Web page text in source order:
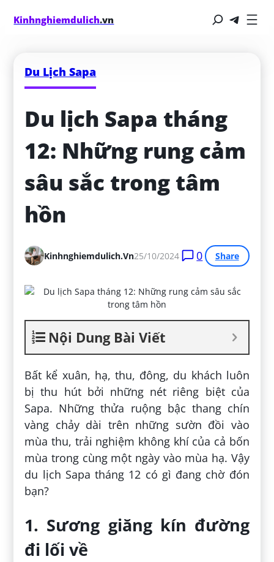
Kinhnghiemdulich.vn
Du Lịch Sapa
Du lịch Sapa tháng
12: Những rung cảm
sâu sắc trong tâm
hồn
Kinhnghiemdulich.vn25/10/2024 0 Share
Nội Dung Bài Viết
Bất kể xuân, hạ, thu, đông, du khách luôn
bị thu hút bởi những nét riêng biệt của
Sapa. Những thửa ruộng bậc thang chín
vàng chảy dài trên những sườn đồi vào
mùa thu, trải nghiệm không khí của cả bốn
mùa trong cùng một ngày vào mùa hạ. Vậy
du lịch Sapa tháng 12 có gì đang chờ đón
bạn?
1. Sương giăng kín đường
đi lối về